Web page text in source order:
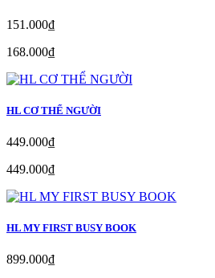
151.000₫
168.000₫
HL CƠ THỂ NGƯỜI
449.000₫
449.000₫
HL MY FIRST BUSY BOOK
899.000₫